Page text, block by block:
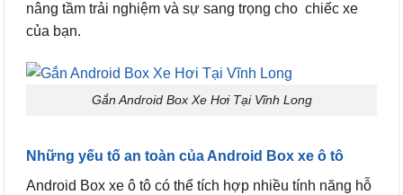
nâng tầm trải nghiệm và sự sang trọng cho chiếc xe
của bạn.
Gắn Android Box Xe Hơi Tại Vĩnh Long
Những yếu tố an toàn của Android Box xe ô tô
Android Box xe ô tô có thể tích hợp nhiều tính năng hỗ